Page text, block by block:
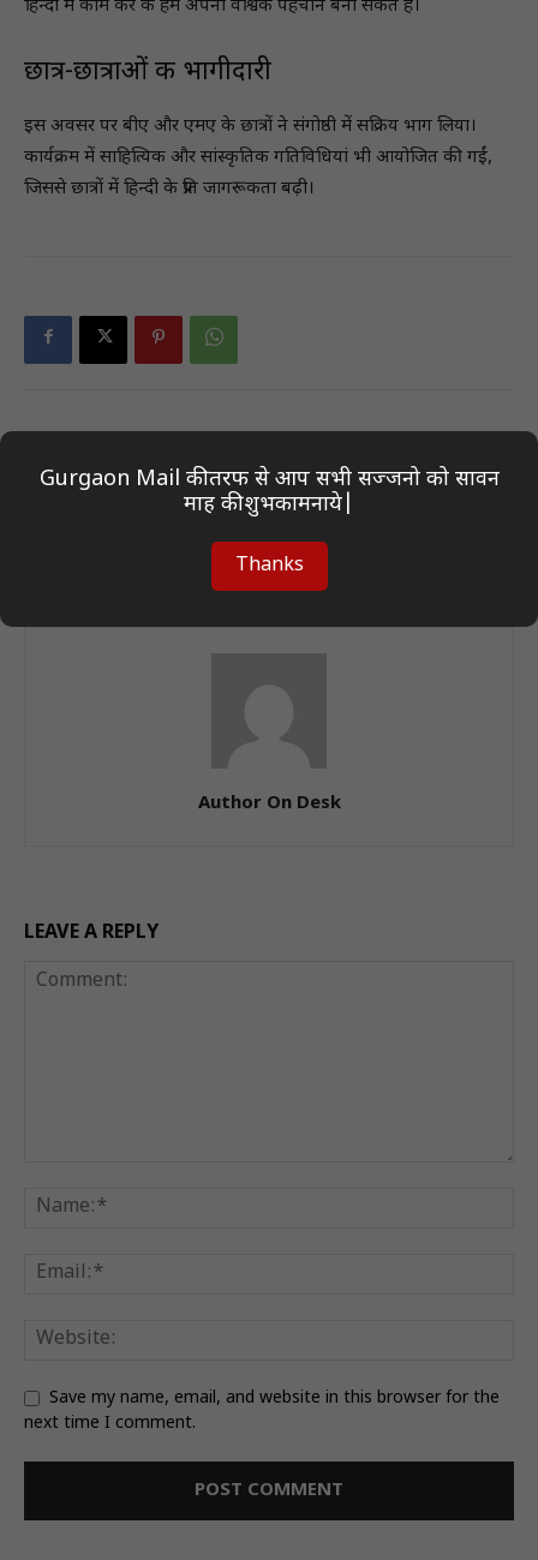
हिन्दी में काम कर के हम अपनी वैश्विक पहचान बना सकते हैं।
छात्र-छात्राओं की भागीदारी
इस अवसर पर बीए और एमए के छात्रों ने संगोष्ठी में सक्रिय भाग लिया।
कार्यक्रम में साहित्यिक और सांस्कृतिक गतिविधियां भी आयोजित की गईं,
जिससे छात्रों में हिन्दी के प्रति जागरूकता बढ़ी।
सारण में जिलाधिकारी ने सेक्टर
पदाधिकारियों से की वन-टू-वन
समीक्षा, कहा- निष्पक्ष रहें और दिखें
बरेली: दो लाख से अधिक राशनकार्ड
धारकों का राशन रुका, ई-केवाईसी
Author On Desk
LEAVE A REPLY
Save my name, email, and website in this browser for the
next time I comment.
Gurgaon Mail की तरफ से आप सभी सज्जनो को सावन
माह की शुभकामनाये|
Thanks